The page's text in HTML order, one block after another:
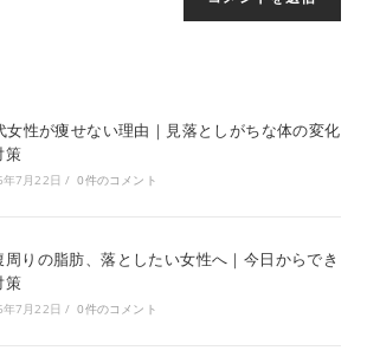
女性が痩せない理由｜見落としがちな体の変化
策
7月22日 / 0件のコメント
周りの脂肪、落としたい女性へ｜今日からでき
策
7月22日 / 0件のコメント